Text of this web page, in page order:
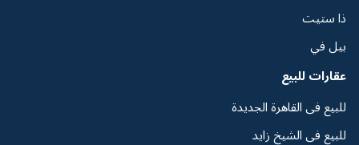
ذا ستيت
بيل في
عقارات للبيع
للبيع فى القاهرة الجديدة
للبيع فى الشيخ زايد